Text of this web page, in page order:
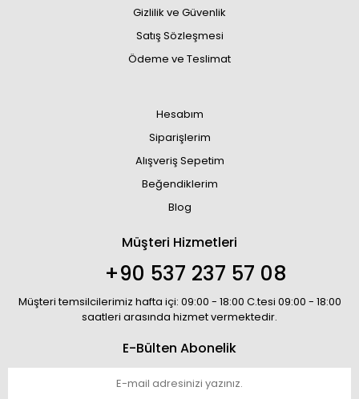
Gizlilik ve Güvenlik
Satış Sözleşmesi
Ödeme ve Teslimat
Hesabım
Siparişlerim
Alışveriş Sepetim
Beğendiklerim
Blog
Müşteri Hizmetleri
+90 537 237 57 08
Müşteri temsilcilerimiz hafta içi: 09:00 - 18:00 C.tesi 09:00 - 18:00
saatleri arasında hizmet vermektedir.
E-Bülten Abonelik